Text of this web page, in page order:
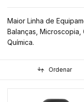
Maior Linha de
Balanças,
Química.
Ordenar